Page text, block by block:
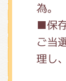
為。
■保
ご当
理し